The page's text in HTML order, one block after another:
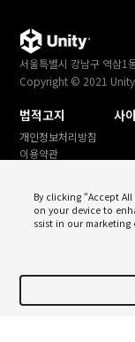
서울특별시 강남구 역삼1
Copyright © 2021
법적고지
개인정보처리방침
이용약관
사
Unity의
By clicking “Accept
on your device to
ssist in our marketing